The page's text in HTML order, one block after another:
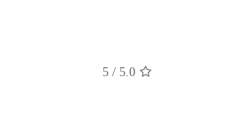
5.0
/
5